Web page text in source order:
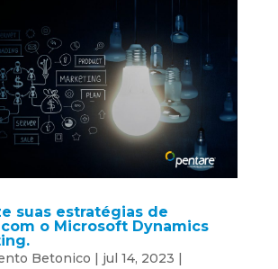
suas estratégias de
o Microsoft Dynamics
Betonico | jul 14, 2023 |